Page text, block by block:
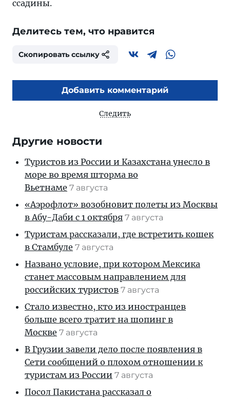
ссадины.
Делитесь тем, что нравится
Скопировать ссылку
Добавить комментарий
Следить
Другие новости
Туристов из России и Казахстана унесло в
море во время шторма во
Вьетнаме 7 августа
«Аэрофлот» возобновит полеты из Москвы
в Абу-Даби с 1 октября 7 августа
Туристам рассказали, где встретить кошек
в Стамбуле 7 августа
Названо условие, при котором Мексика
станет массовым направлением для
российских туристов 7 августа
Стало известно, кто из иностранцев
больше всего тратит на шопинг в
Москве 7 августа
В Грузии завели дело после появления в
Сети сообщений о плохом отношении к
туристам из России 7 августа
Посол Пакистана рассказал о